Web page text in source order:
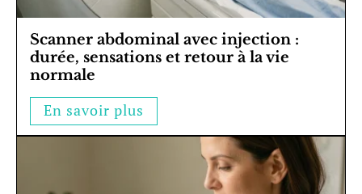
Scanner abdominal avec injection :
durée, sensations et retour à la vie
normale
En savoir plus